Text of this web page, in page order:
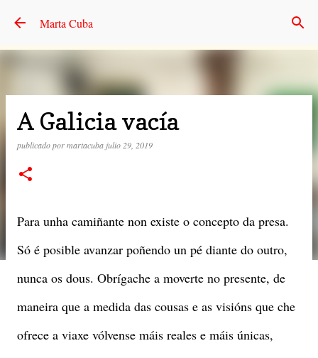
Marta Cuba
A Galicia vacía
publicado pormartacuba julio 29, 2019
Para unha camiñante non existe o concepto da presa.
Só é posible avanzar poñendo un pé diante do outro,
nunca os dous. Obrígache a moverte no presente, de
maneira que a medida das cousas e as visións que che
ofrece a viaxe vólvense máis reales e máis únicas,